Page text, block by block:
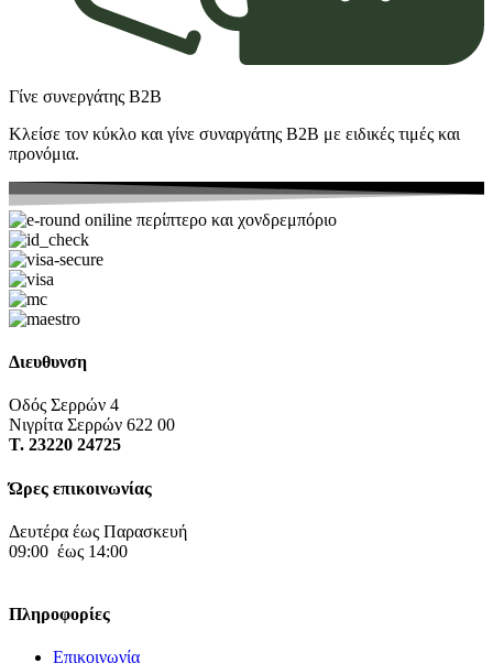
Γίνε συνεργάτης Β2Β
Κλείσε τον κύκλο και γίνε συναργάτης B2Β με ειδικές τιμές και
προνόμια.
Διευθυνση
Οδός Σερρών 4
Νιγρίτα Σερρών 622 00
Τ. 23220 24725
Ώρες επικοινωνίας
Δευτέρα έως Παρασκευή
09:00 έως 14:00
Πληροφορίες
Επικοινωνία